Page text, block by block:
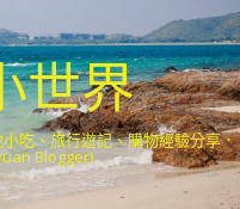
世界
吃、旅行遊記、購物經驗分享．
Blogger)